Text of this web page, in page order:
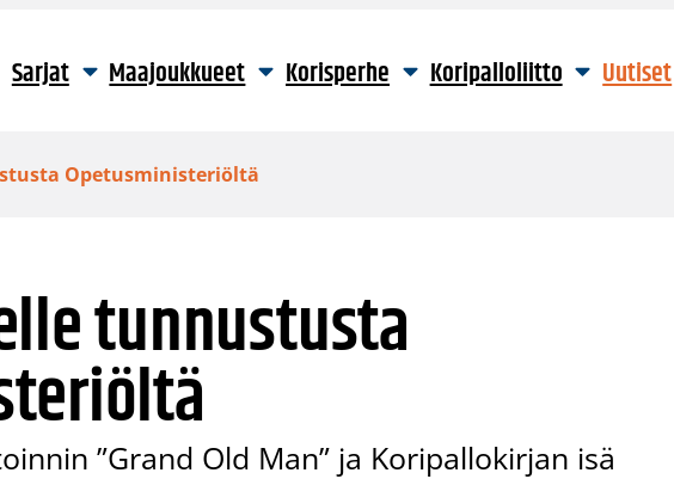
Sarjat Maajoukkueet Korisperhe Koripalloliitto Uutiset
Opetusministeriöltä
tunnustusta
”Grand Old Man” ja Koripallokirjan isä